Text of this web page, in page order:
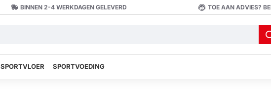
BINNEN 2-4 WERKDAGEN GELEVERD TOE AAN ADVIES?
SPORTVLOER SPORTVOEDING